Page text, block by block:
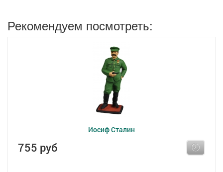
Рекомендуем посмотреть:
Иосиф Сталин
755 руб